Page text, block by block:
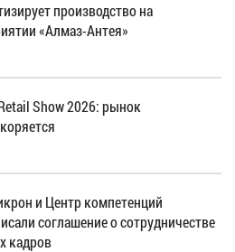
производство на
«Алмаз-Антея»
Show 2026: рынок
и Центр компетенций
соглашение о сотрудничестве
кадров